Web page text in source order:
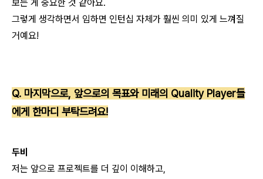
보는 게 중요한 것 같아요.
그렇게 생각하면서 임하면 인턴십 자체가 훨씬 의미 있게 느껴질
거예요!
Q. 마지막으로, 앞으로의 목표와 미래의 Quality Player들
에게 한마디 부탁드려요!
두비
저는 앞으로 프로젝트를 더 깊이 이해하고,